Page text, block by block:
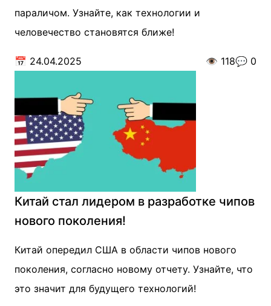
параличом. Узнайте, как технологии и
человечество становятся ближе!
📅 24.04.2025 👁️ 118💬 0
Китай стал лидером в разработке чипов
нового поколения!
Китай опередил США в области чипов нового
поколения, согласно новому отчету. Узнайте, что
это значит для будущего технологий!